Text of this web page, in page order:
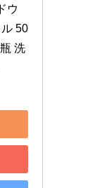
ウ
50
洗